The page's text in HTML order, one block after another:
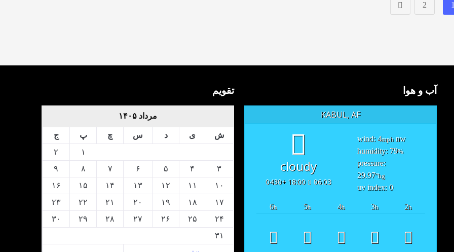
2
آب و هوا
KABUL, AF
cloudy
06:03
18:00 +0430
wind: 4mph nw
humidity: 79%
pressure:
29.97"hg
uv index: 0
2h
3h
4h
5h
6h
تقویم
مرداد ۱۴۰۵
ش ی د س چ پ ج
۱
۲
۳
۴ ۵ ۶ ۷ ۸
۹
۱۰
۱۱ ۱۲ ۱۳ ۱۴ ۱۵
۱۶
۱۷
۱۸ ۱۹ ۲۰ ۲۱ ۲۲
۲۳
۲۴
۲۵ ۲۶ ۲۷ ۲۸ ۲۹
۳۰
۳۱